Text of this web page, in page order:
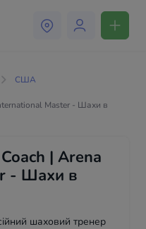
США
Master - Шахи в
| Arena
- Шахи в
шаховий тренер